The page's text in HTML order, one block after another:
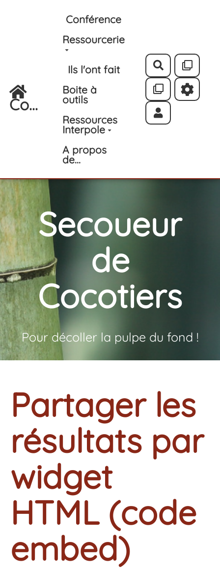
Aller au contenu principal
Co...
Conférence
Ressourcerie
Ils l'ont fait
Boite à
outils
Ressources
Interpole
A propos
de...
Rechercher
Secoueur
de
Cocotiers
Pour décoller la pulpe du fond !
Partager les
résultats par
widget
HTML (code
embed)